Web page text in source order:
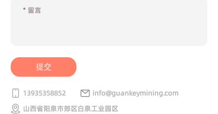
提交
13935358852
info@guankeymining.com
山西省阳泉市郊区白泉工业园区